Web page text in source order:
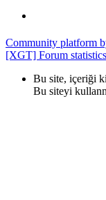
Community platform
[XGT] Forum
Bu site, içeriği
Bu siteyi